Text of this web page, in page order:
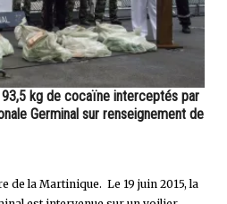
kg de cocaïne interceptés par
Germinal sur renseignement de
de la Martinique. Le 19 juin 2015, la